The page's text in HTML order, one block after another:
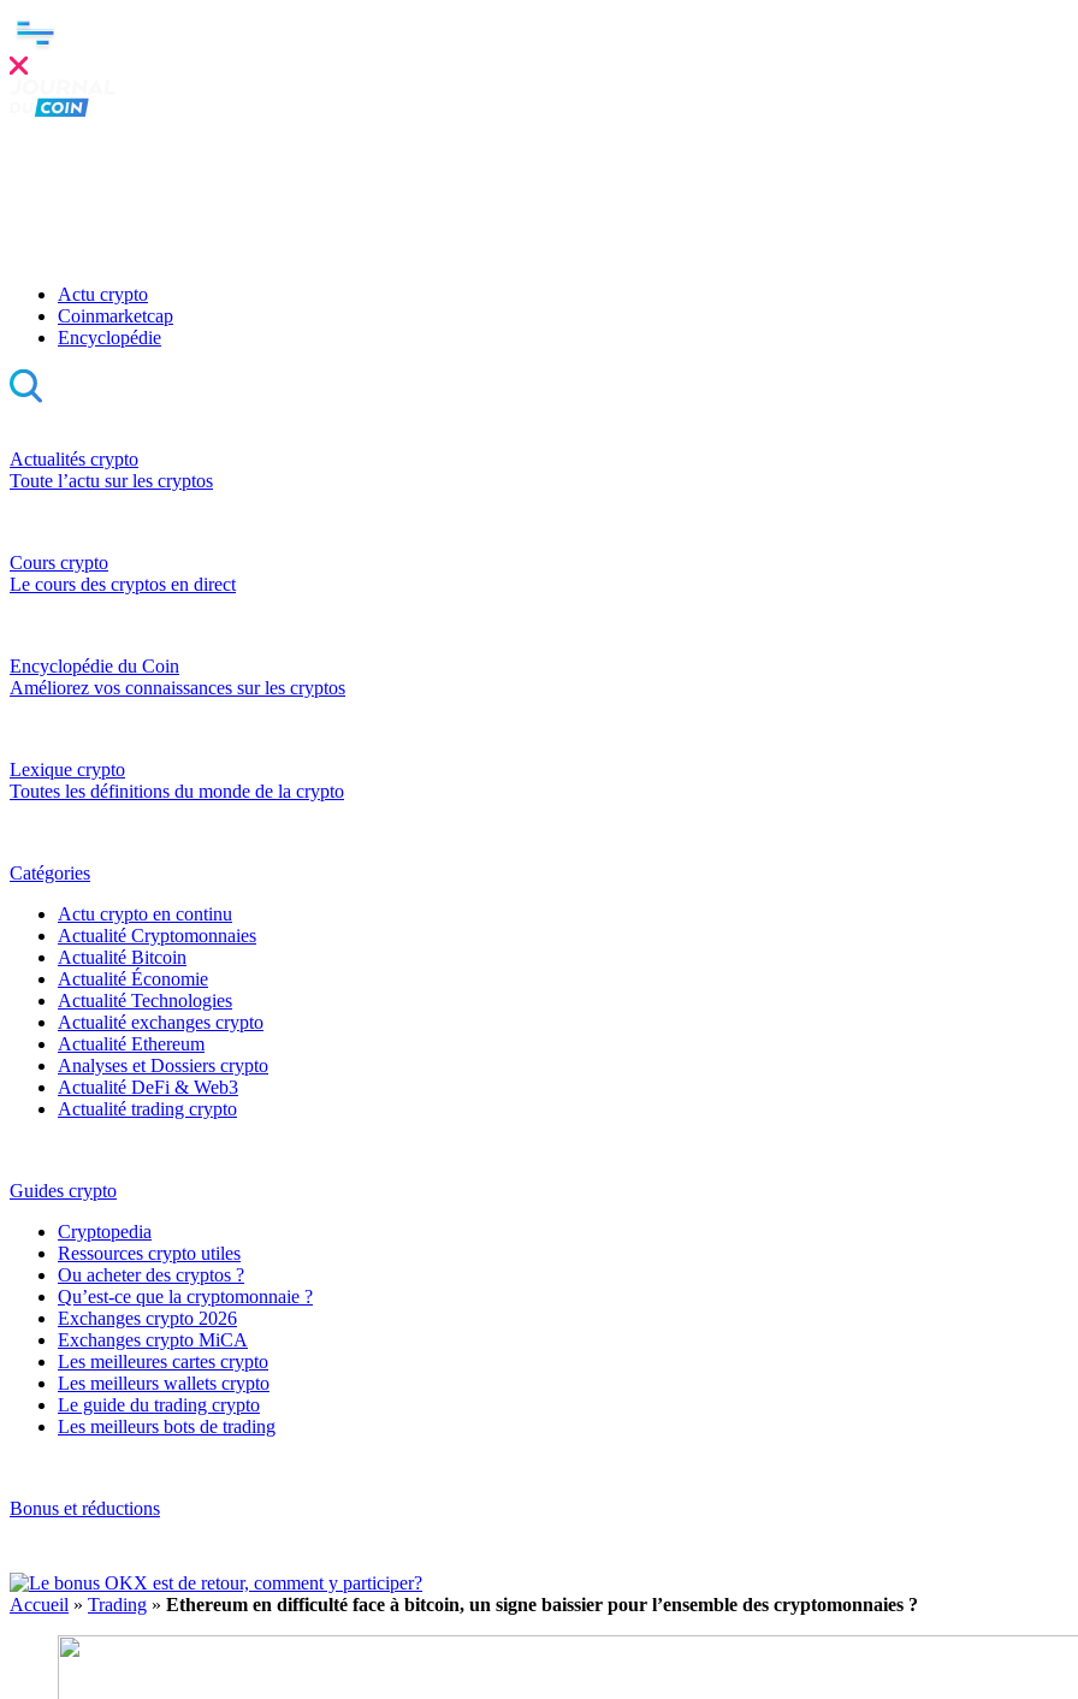
Actu crypto
Coinmarketcap
Encyclopédie
Actualités crypto
Toute l’actu sur les cryptos
Cours crypto
Le cours des cryptos en direct
Encyclopédie du Coin
Améliorez vos connaissances sur les cryptos
Lexique crypto
Toutes les définitions du monde de la crypto
Catégories
Actu crypto en continu
Actualité Cryptomonnaies
Actualité Bitcoin
Actualité Économie
Actualité Technologies
Actualité exchanges crypto
Actualité Ethereum
Analyses et Dossiers crypto
Actualité DeFi & Web3
Actualité trading crypto
Guides crypto
Cryptopedia
Ressources crypto utiles
Ou acheter des cryptos ?
Qu’est-ce que la cryptomonnaie ?
Exchanges crypto 2026
Exchanges crypto MiCA
Les meilleures cartes crypto
Les meilleurs wallets crypto
Le guide du trading crypto
Les meilleurs bots de trading
Bonus et réductions
Accueil » Trading » Ethereum en difficulté face à bitcoin, un signe baissier pour l’ensemble des cryptomonnaies ?